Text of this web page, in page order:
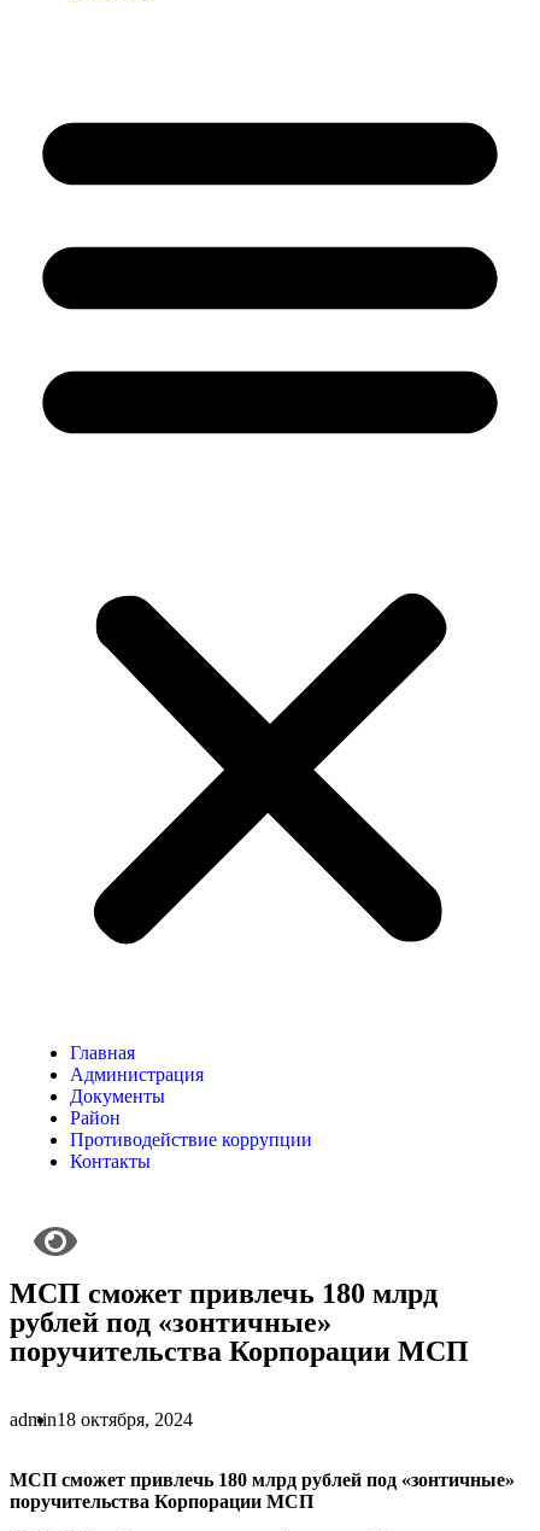
Главная
Администрация
Документы
Район
Противодействие коррупции
Контакты
МСП сможет привлечь 180 млрд
рублей под «зонтичные»
поручительства Корпорации МСП
admin18 октября, 2024
МСП сможет привлечь 180 млрд рублей под «зонтичные»
поручительства Корпорации МСП